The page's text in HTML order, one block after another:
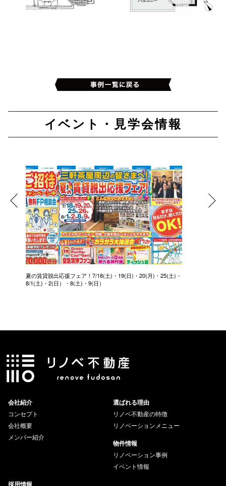
イベント・見学会情報
夏の賃貸脱出応援フェア！7/18(土)・19(日)・20(月)・25(土)・
8/1(土)・2(日）・8(土)・9(日）
会社紹介
コンセプト
会社概要
メンバー紹介
選ばれる理由
リノベ不動産の特徴
リノベーションメニュー
物件情報
リノベーション事例
イベント情報
採用情報